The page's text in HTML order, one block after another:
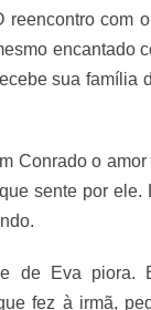
reencontro com
encantado
sua família
Conrado o
sente por
de Eva piora.
fez à irmã,